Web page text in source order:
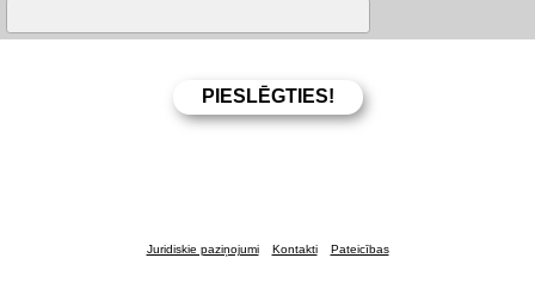
Juridiskie paziņojumi Kontakti Pateicības